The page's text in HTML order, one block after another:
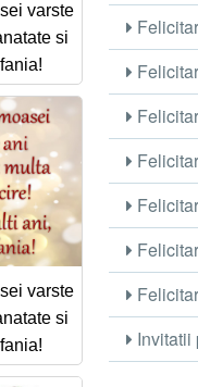
varste
si
varste
si
Invitatii